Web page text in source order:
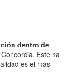
dentro de
Este ha
es el más